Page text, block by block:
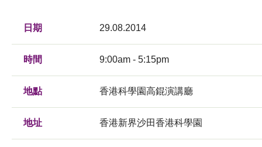
日期 29.08.2014
時間 9:00am - 5:15pm
地點 香港科學園高錕演講廳
地址 香港新界沙田香港科學園